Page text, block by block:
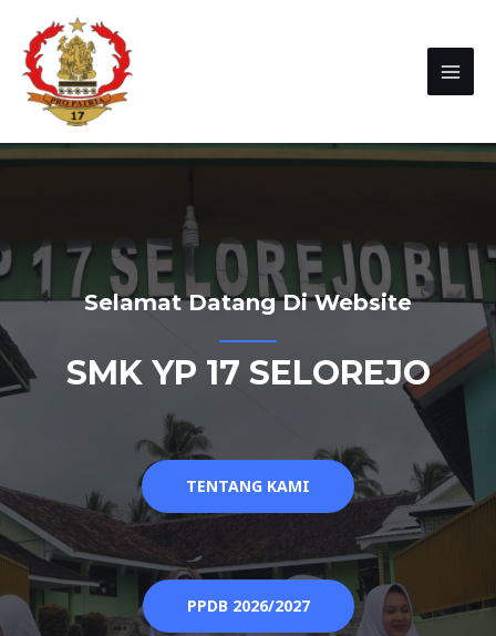
Selamat Datang Di Website
SMK YP 17 SELOREJO
TENTANG KAMI
PPDB 2026/2027